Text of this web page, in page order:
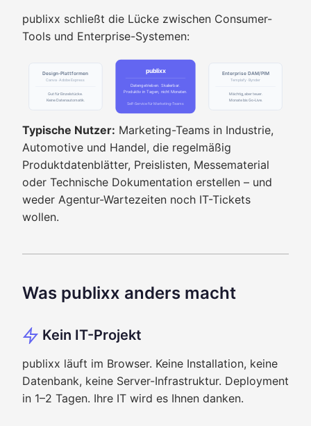
publixx schließt die Lücke zwischen Consumer-
Tools und Enterprise-Systemen:
Design-Plattformen
Canva · Adobe Express
Gut für Einzelstücke.
Keine Datenautomatik.
publixx
Datengetrieben. Skalierbar.
Produktiv in Tagen, nicht Monaten.
Self-Service für Marketing-Teams
Enterprise DAM/PIM
Templafy · Bynder
Mächtig, aber teuer.
Monate bis Go-Live.
Typische Nutzer: Marketing-Teams in Industrie,
Automotive und Handel, die regelmäßig
Produktdatenblätter, Preislisten, Messematerial
oder Technische Dokumentation erstellen – und
weder Agentur-Wartezeiten noch IT-Tickets
wollen.
Was publixx anders macht
Kein IT-Projekt
publixx läuft im Browser. Keine Installation, keine
Datenbank, keine Server-Infrastruktur. Deployment
in 1–2 Tagen. Ihre IT wird es Ihnen danken.